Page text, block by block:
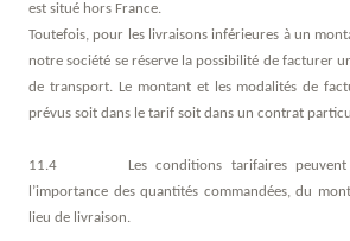
est situé hors France.
Toutefois, pour les livraisons inférieures à un
notre société se réserve la possibilité de facturer
de transport. Le montant et les modalités de
prévus soit dans le tarif soit dans un contrat
11.4 Les conditions tarifaires peuvent
l’importance des quantités commandées, du
lieu de livraison.